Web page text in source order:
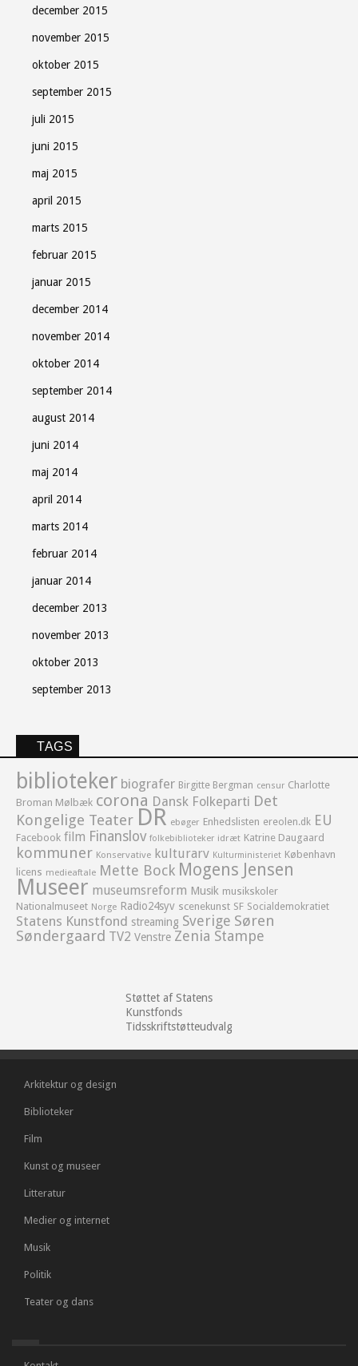
december 2015
november 2015
oktober 2015
september 2015
juli 2015
juni 2015
maj 2015
april 2015
marts 2015
februar 2015
januar 2015
december 2014
november 2014
oktober 2014
september 2014
august 2014
juni 2014
maj 2014
april 2014
marts 2014
februar 2014
januar 2014
december 2013
november 2013
oktober 2013
september 2013
TAGS
biblioteker biografer Birgitte Bergman censur Charlotte
Broman Mølbæk corona Dansk Folkeparti Det
Kongelige Teater DR ebøger Enhedslisten ereolen.dk EU
Facebook film Finanslov folkebiblioteker idræt Katrine Daugaard
kommuner Konservative kulturarv Kulturministeriet København
licens medieaftale Mette Bock Mogens Jensen
Museer museumsreform Musik musikskoler
Nationalmuseet Norge Radio24syv scenekunst SF Socialdemokratiet
Statens Kunstfond streaming Sverige Søren
Søndergaard TV2 Venstre Zenia Stampe
Støttet af Statens
Kunstfonds
Tidsskriftstøtteudvalg
Arkitektur og design
Biblioteker
Film
Kunst og museer
Litteratur
Medier og internet
Musik
Politik
Teater og dans